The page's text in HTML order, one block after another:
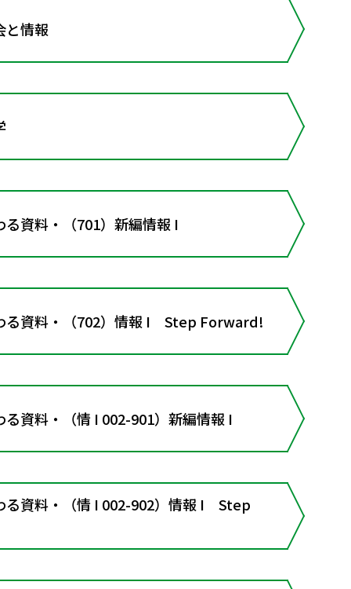
情報
資料・（701）新編情報 I
る資料・（702）情報 I Step Forward!
資料・（情 I 002-901）新編情報 I
る資料・（情 I 002-902）情報 I Step